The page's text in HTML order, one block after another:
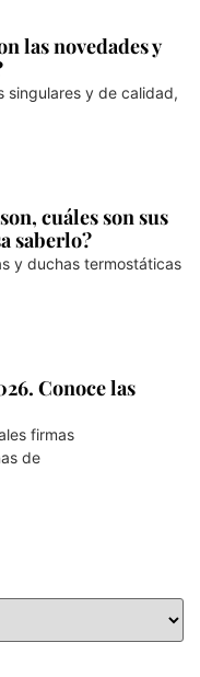
las novedades y
singulares y de calidad,
cuáles son sus
saberlo?
y duchas termostáticas
Conoce las
firmas
de